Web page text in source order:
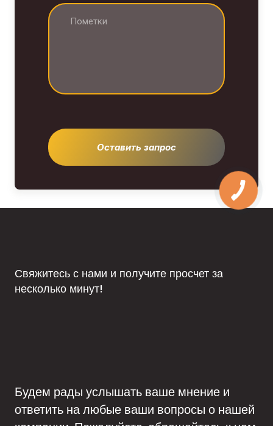
Оставить запрос
Свяжитесь с нами и получите просчет за
несколько минут!
Будем рады услышать ваше мнение и
ответить на любые ваши вопросы о нашей